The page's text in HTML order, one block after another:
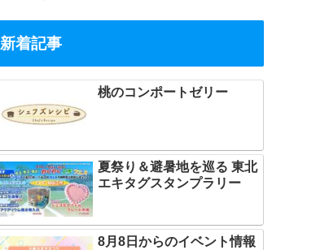
新着記事
桃のコンポートゼリー
夏祭り＆避暑地を巡る 東北
エキタグスタンプラリー
8月8日からのイベント情報